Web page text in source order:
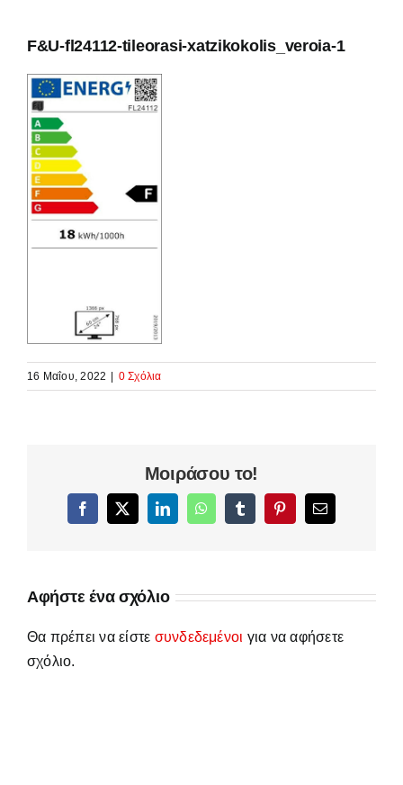
F&U-fl24112-tileorasi-xatzikokolis_veroia-1
16 Μαΐου, 2022 | 0 Σχόλια
Μοιράσου το!
Facebook
X LinkedInWhatsAppTumblrPinterestEmail
Αφήστε ένα σχόλιο
Θα πρέπει να είστε συνδεδεμένοι για να αφήσετε
σχόλιο.